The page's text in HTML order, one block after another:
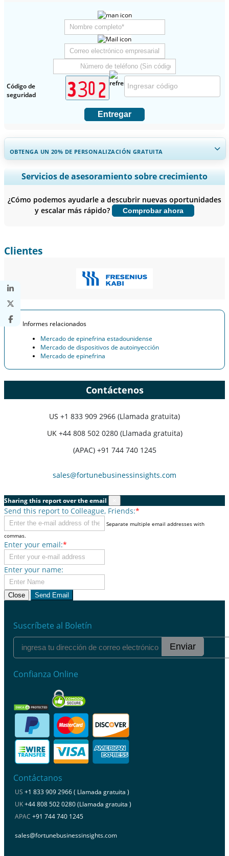
Código de
seguridad
Entregar
OBTENGA UN 20% DE PERSONALIZACIÓN GRATUITA
Ampliar la cobertura regional y por país, Análisis de segmentos,
Perfiles de empresas, Benchmarking competitivo, e información
Personalizar ahora
Servicios de asesoramiento sobre crecimiento
¿Cómo podemos ayudarle a descubrir nuevas oportunidades
y escalar más rápido?
Comprobar ahora
Clientes
Informes relacionados
Mercado de epinefrina estadounidense
Mercado de dispositivos de autoinyección
Mercado de epinefrina
Contáctenos
US +1 833 909 2966 (Llamada gratuita)
UK +44 808 502 0280 (Llamada gratuita)
(APAC) +91 744 740 1245
sales@fortunebusinessinsights.com
Sharing this report over the email
Send this report to Colleague, Friends:*
Separate multiple email addresses with
commas.
Enter your email:*
Enter your name:
Close Send Email
Suscríbete al Boletín
Enviar
Confianza Online
Contáctanos
US +1 833 909 2966 ( Llamada gratuita )
UK+44 808 502 0280 (Llamada gratuita )
APAC +91 744 740 1245
sales@fortunebusinessinsights.com